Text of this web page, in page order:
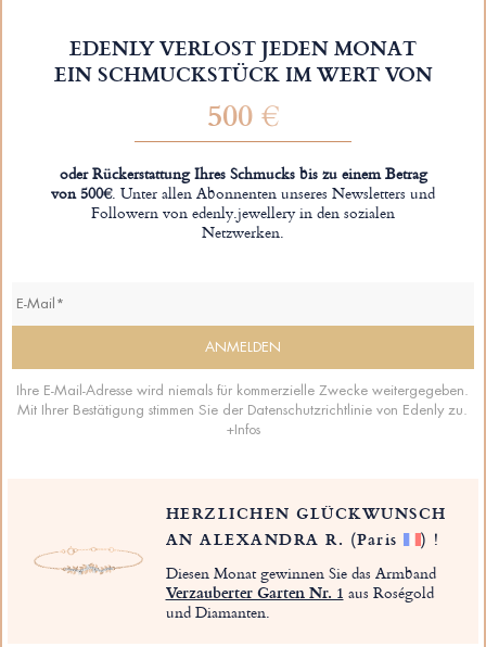
EDENLY VERLOST JEDEN MONAT
EIN SCHMUCKSTÜCK IM WERT VON
500 €
oder Rückerstattung Ihres Schmucks bis zu einem Betrag
von 500€. Unter allen Abonnenten unseres Newsletters und
Followern von edenly.jewellery in den sozialen
Netzwerken.
Ihre E-Mail-Adresse wird niemals für kommerzielle Zwecke weitergegeben.
Mit Ihrer Bestätigung stimmen Sie der Datenschutzrichtlinie von Edenly zu.
+Infos
HERZLICHEN GLÜCKWUNSCH
AN ALEXANDRA R. (Paris ) !
Diesen Monat gewinnen Sie das Armband
Verzauberter Garten Nr. 1 aus Roségold
und Diamanten.